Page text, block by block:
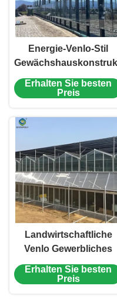
Energie-Venlo-Stil
geeignet für die groß
angelegte
Produktion
Erhalten Sie besten
Preis
Landwirtschaftliche
Venlo Gewerbliches
Glas Gewächshaus
Breite 9,6 m mit
Erhalten Sie besten
Preis